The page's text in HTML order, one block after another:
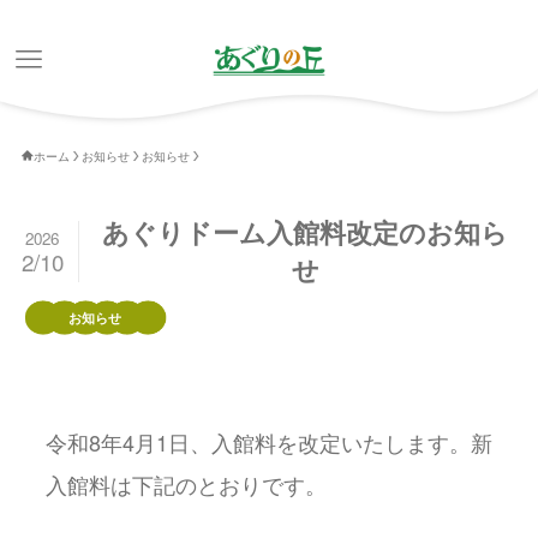
ホーム お知らせ お知らせ
あぐりドーム入館料改定のお知ら
せ
2026
2/10
お知らせ
令和8年4月1日、入館料を改定いたします。新
入館料は下記のとおりです。